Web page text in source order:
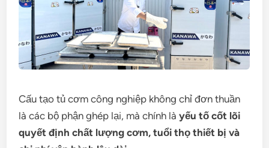
Cấu tạo tủ cơm công nghiệp không chỉ đơn thuần
là các bộ phận ghép lại, mà chính làyếu tố cốt lõi
quyết định chất lượng cơm, tuổi thọ thiết bị và